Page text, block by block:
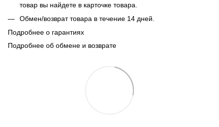
товар вы найдете в карточке товара.
Обмен/возврат товара в течение 14 дней.
Подробнее о гарантиях
Подробнее об обмене и возврате